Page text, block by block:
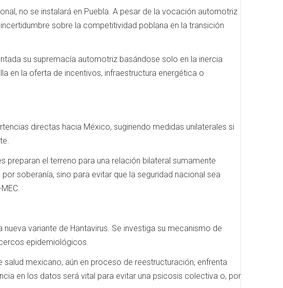
no se instalará en Puebla. A pesar de la vocación automotriz
sobre la competitividad poblana en la transición
su supremacía automotriz basándose solo en la inercia
en la oferta de incentivos, infraestructura energética o
directas hacia México, sugiriendo medidas unilaterales si
preparan el terreno para una relación bilateral sumamente
soberanía, sino para evitar que la seguridad nacional sea
variante de Hantavirus. Se investiga su mecanismo de
epidemiológicos.
mexicano, aún en proceso de reestructuración, enfrenta
en los datos será vital para evitar una psicosis colectiva o, por